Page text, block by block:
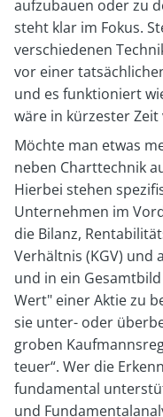
aufzubauen oder zu
steht klar im Fokus.
verschiedenen
vor einer
und es funktioniert
wäre in kürzester Zeit
Möchte man etwas
neben Charttechnik
Hierbei stehen
Unternehmen im
die Bilanz,
Verhältnis (KGV) und
und in ein
Wert" einer Aktie zu
sie unter- oder
groben
teuer“. Wer die
fundamental
und